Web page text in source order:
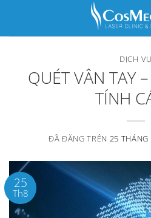
DỊCH VỤ
QUÉT VÂN TAY
TÍNH
ĐÃ ĐĂNG TRÊN 25
25
Th8